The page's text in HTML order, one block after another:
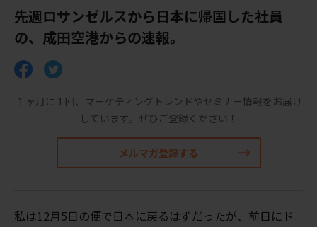
先週ロサンゼルスから日本に帰国した社員
の、成田空港からの速報。
１ヶ月に１回、マーケティングトレンドやセミナー情報をお届け
しています。 ぜひご登録ください！
メルマガ登録する
私は12月5日の便で日本に戻るはずだったが、前日にド